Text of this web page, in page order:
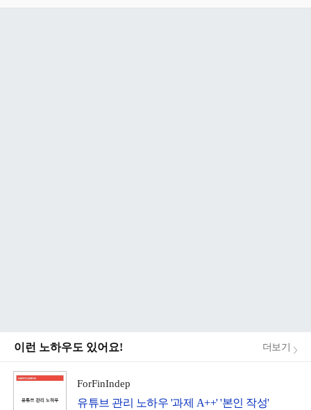
이런 노하우도 있어요! 더보기
ForFinIndep
유튜브 관리 노하우 '과제 A++' '본인 작성'